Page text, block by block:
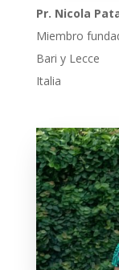
Pr. Nicola
Miembro
Bari y Lecce
Italia